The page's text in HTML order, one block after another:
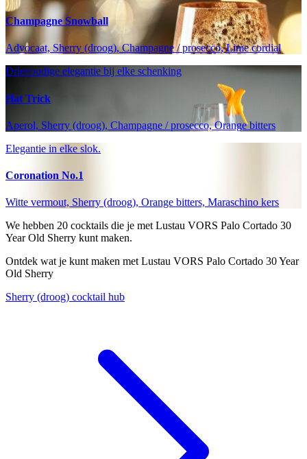
Champagne Snowball
Advocaat, Sherry (droog), Champagne / prosecco, Lime cordial
Drievoudige elegantie bij elke schenking
Hat Trick
Aperol, Sherry (droog), Champagne / prosecco, Orange bitters
Elegantie in elke slok.
Coronation No.1
Witte vermout, Sherry (droog), Orange bitters, Maraschino kers
We hebben 20 cocktails die je met Lustau VORS Palo Cortado 30
Year Old Sherry kunt maken.
Ontdek wat je kunt maken met Lustau VORS Palo Cortado 30 Year
Old Sherry
Sherry (droog) cocktail hub